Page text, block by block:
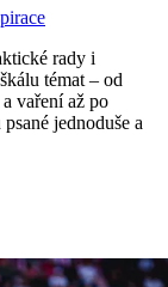
rady i
témat – od
vaření až po
jednoduše a